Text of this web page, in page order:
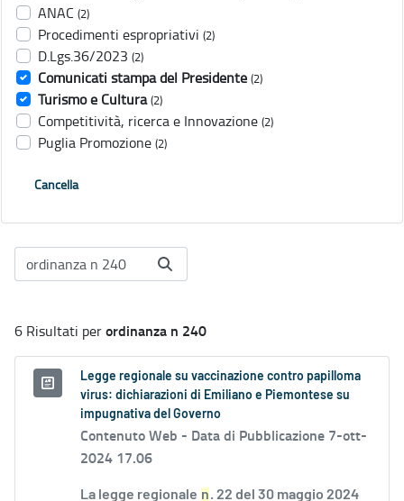
ANAC (2)
Procedimenti espropriativi (2)
D.Lgs.36/2023 (2)
Comunicati stampa del Presidente (2)
Turismo e Cultura (2)
Competitività, ricerca e Innovazione (2)
Puglia Promozione (2)
Cancella
6 Risultati perordinanza n 240
Legge regionale su vaccinazione contro papilloma
virus: dichiarazioni di Emiliano e Piemontese su
impugnativa del Governo
Contenuto Web - Data di Pubblicazione 7-ott-
2024 17.06
La legge regionale n. 22 del 30 maggio 2024